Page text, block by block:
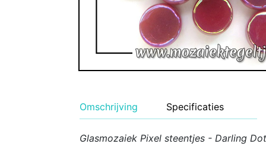
Omschrijving Specificaties
Glasmozaiek Pixel steentjes - Darling